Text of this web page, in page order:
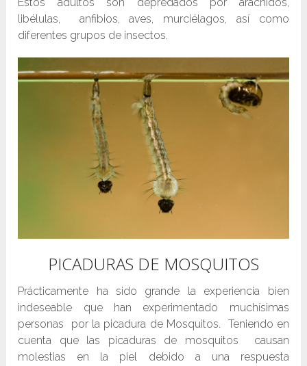
libélulas, anfibios, aves, murciélagos, así como
diferentes grupos de insectos.
PICADURAS DE MOSQUITOS
Prácticamente ha sido grande la experiencia bien
indeseable que han experimentado muchísimas
personas por la picadura de Mosquitos. Teniendo en
cuenta que las picaduras de mosquitos causan
molestias en la piel debido a una respuesta